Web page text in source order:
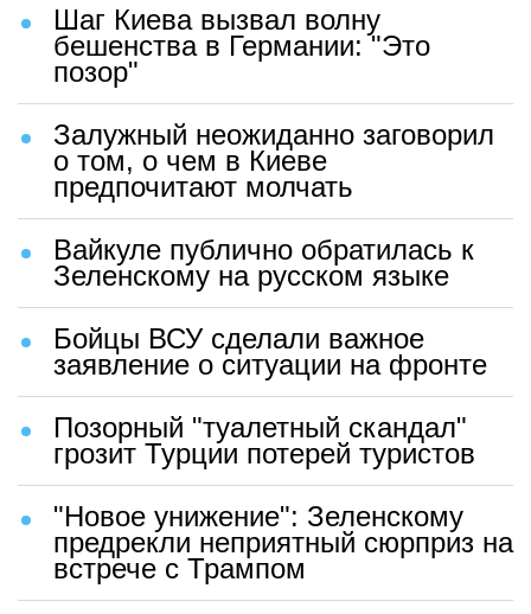
Шаг Киева вызвал волну
бешенства в Германии: "Это
позор"
Залужный неожиданно заговорил
о том, о чем в Киеве
предпочитают молчать
Вайкуле публично обратилась к
Зеленскому на русском языке
Бойцы ВСУ сделали важное
заявление о ситуации на фронте
Позорный "туалетный скандал"
грозит Турции потерей туристов
"Новое унижение": Зеленскому
предрекли неприятный сюрприз на
встрече с Трампом